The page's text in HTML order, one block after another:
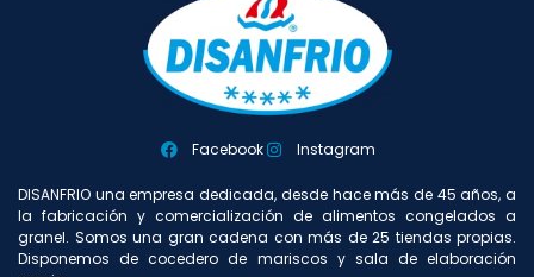
Facebook Instagram
DISANFRIO una empresa dedicada, desde hace más de 45 años, a
la fabricación y comercialización de alimentos congelados a
granel. Somos una gran cadena con más de 25 tiendas propias.
Disponemos de cocedero de mariscos y sala de elaboración